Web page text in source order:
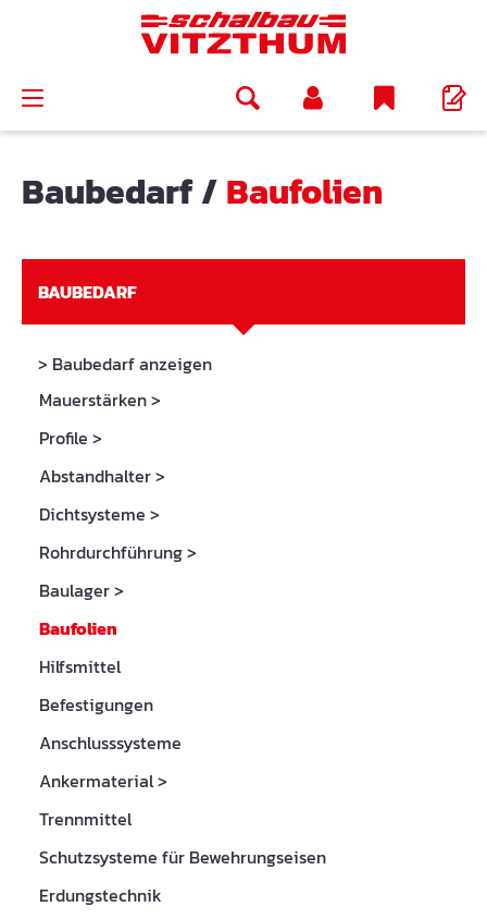
Baubedarf/Baufolien
BAUBEDARF
> Baubedarf anzeigen
Mauerstärken>
Profile >
Abstandhalter>
Dichtsysteme >
Rohrdurchführung>
Baulager>
Baufolien
Hilfsmittel
Befestigungen
Anschlusssysteme
Ankermaterial>
Trennmittel
Schutzsysteme für Bewehrungseisen
Erdungstechnik